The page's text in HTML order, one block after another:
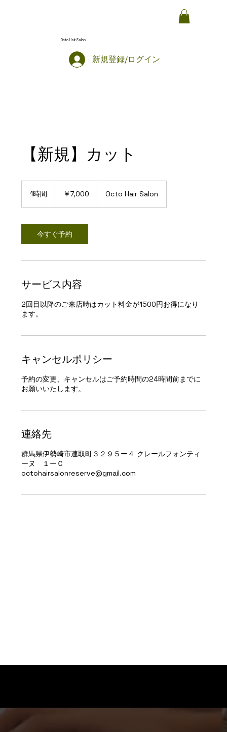
Octo Hair Salon
新規登録/ログイン
【新規】カット
1時間 ￥7,000 Octo Hair Salon
今すぐ予約
サービス内容
2回目以降のご来店時はカット料金が1500円お得になり
ます。
キャンセルポリシー
予約の変更、キャンセルはご予約時間の24時間前までに
お願いいたします。
連絡先
群馬県伊勢崎市連取町３２９５ー４ クレールフォンティ
ーヌ １ーＣ
octohairsalonreserve@gmail.com